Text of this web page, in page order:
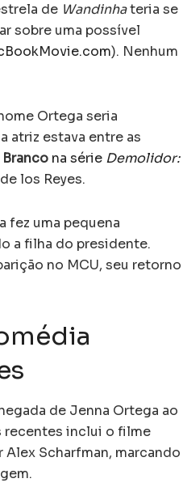
de Wandinhateria se
sobre uma possível
). Nenhum
Ortega seria
atriz estava entre as
na série Demolidor:
los Reyes.
fez uma pequena
a filha do presidente.
no MCU, seu retorno
de Jenna Ortega ao
recentes inclui o filme
Scharfman, marcando